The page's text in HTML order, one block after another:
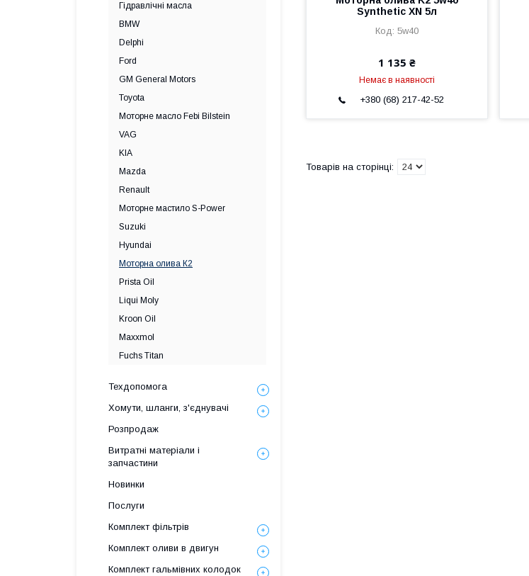
Synthetic XN 5л
5w40
1 135 ₴
Немає в наявності
+380 (68) 217-42-52
Гідравлічні масла
BMW
Delphi
Ford
GM General Motors
Toyota
Моторне масло Febi Bilstein
VAG
KIA
Mazda
Renault
Моторне мастило S-Power
Suzuki
Hyundai
Моторна олива К2
Prista Oil
Liqui Moly
Kroon Oil
Maxxmol
Fuchs Titan
Техдопомога
Хомути, шланги, з'єднувачі
Розпродаж
Витратні матеріали і
запчастини
Новинки
Послуги
Комплект фільтрів
Комплект оливи в двигун
Комплект гальмівних колодок